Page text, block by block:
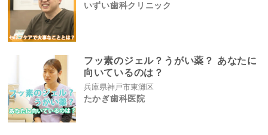
いずい歯科クリニック
フッ素のジェル？うがい薬？ あなたに
向いているのは？
兵庫県神戸市東灘区
たかぎ歯科医院